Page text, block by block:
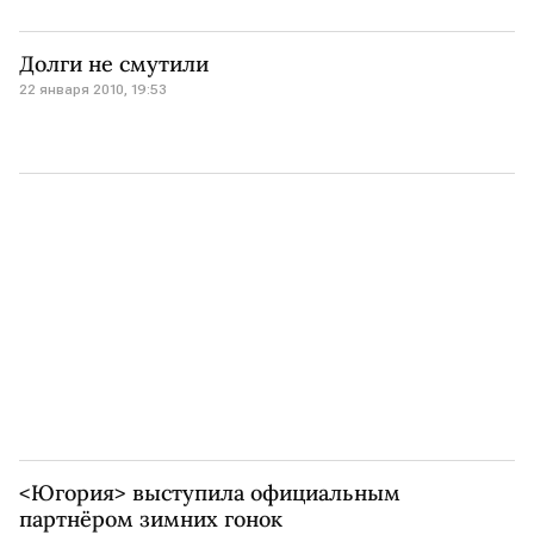
Долги не смутили
22 января 2010, 19:53
<Югория> выступила официальным
партнёром зимних гонок